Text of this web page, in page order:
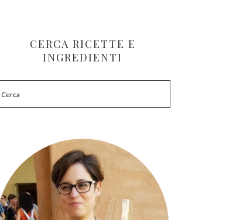
LATERALE
PRIMARIA
CERCA RICETTE E
INGREDIENTI
Cerca